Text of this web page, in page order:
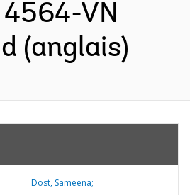
VN
(anglais)
Dost, Sameena;